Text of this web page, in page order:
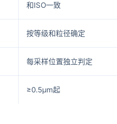
和ISO一致
按等级和粒径确定
每采样位置独立判定
≥0.5μm起